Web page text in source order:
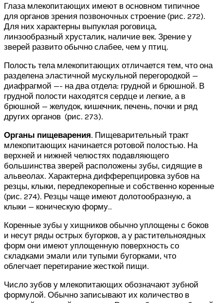
Глаза млекопитающих имеют в основном типичное
для органов зрения позвоночных строение (рис. 272).
Для них характерны выпуклая роговица,
линзообразный хрусталик, наличие век. Зрение у
зверей развито обычно слабее, чем у птиц.
Полость тела млекопитающих отличается тем, что она
разделена эластичной мускульной перегородкой —
диафрагмой —- на два отдела: грудной и брюшной. В
грудной полости находятся сердце и легкие, а в
брюшной — желудок, кишечник, печень, почки и ряд
других органов (рис. 273).
Органы пищеварения. Пищеварительный тракт
млекопитающих начинается ротовой полостью. На
верхней и нижней челюстях подавляющего
большинства зверей расположены зубы, сидящие в
альвеолах. Характерна дифферепцировка зубов на
резцы, клыки, передпекорепные и собственно коренные
(рис. 274). Резцы чаще имеют долотообразную, а
клыки — коническую форму..
Коренные зубы у хищников обычно уплощены с боков
и несут ряды острых бугорков, а у растительноядных
форм они имеют уплощенную поверхность со
складками эмали или тупыми бугорками, что
облегчает перетирание жесткой пищи.
Число зубов у млекопитающих обозначают зубной
формулой. Обычно записывают их количество в